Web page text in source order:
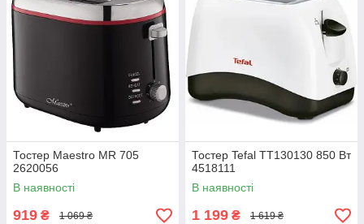
Тостер Maestro MR 705
2620056
В наявності
919 ₴ 1 069 ₴
Тостер Tefal TT130130 850 Вт
4518111
В наявності
1 199 ₴ 1 619 ₴